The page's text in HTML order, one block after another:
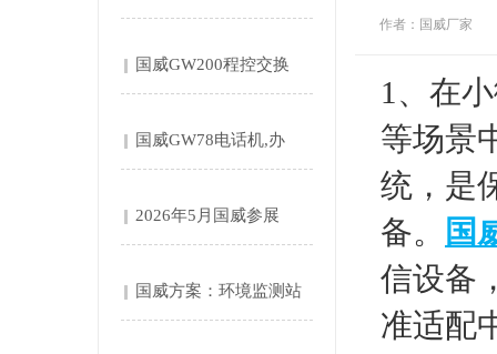
国威GW200程控交换
国威GW78电话机,办
2026年5月国威参展
国威方案：环境监测站‌
作者：国威厂家
1、在
等场景
统，是
备。
国
信设备
准适配